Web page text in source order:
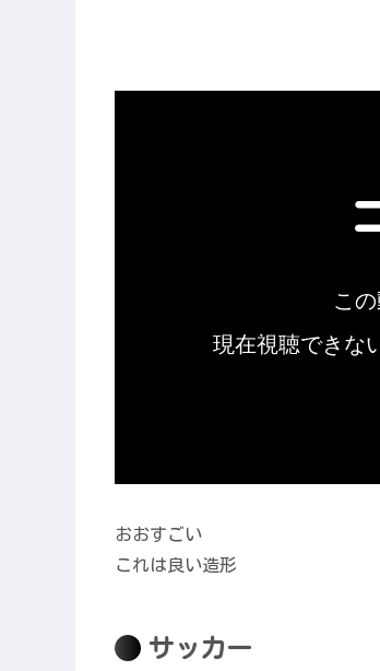
おおすごい
これは良い造形
サッカー